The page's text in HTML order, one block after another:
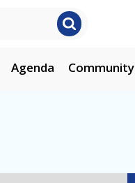
Agenda Community